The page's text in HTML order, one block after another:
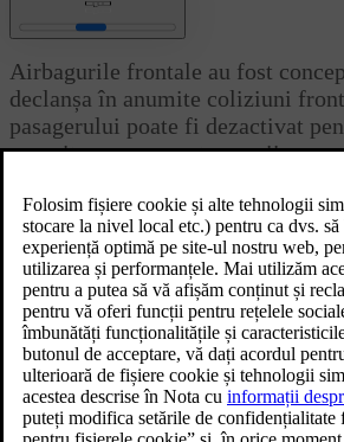
Actualizat 02.02.2026
Airbaguri frontale
Airbagurile frontale au fost
declanșa în anumite coliziuni
pasagerului poate fi dezactivat
anumite scaune pentru copii
Airbagurile frontale pot proteja șoferul și
accidentelor grave, dacă aceștia sunt corect
coliziunii. Airbagurile de pe fiecare parte se
independent unul de celălalt.